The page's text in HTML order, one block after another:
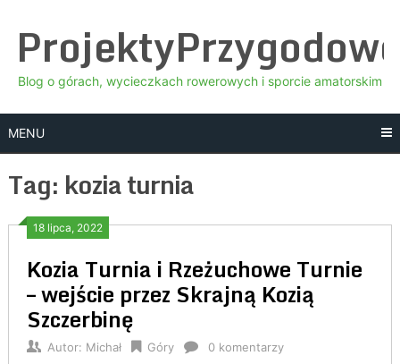
content
Blog o górach, wycieczkach rowerowych i sporcie amatorskim
MENU
Tag: kozia turnia
18 lipca, 2022
Kozia Turnia i Rzeżuchowe Turnie
– wejście przez Skrajną Kozią
Szczerbinę
Autor: Michał Góry 0 komentarzy